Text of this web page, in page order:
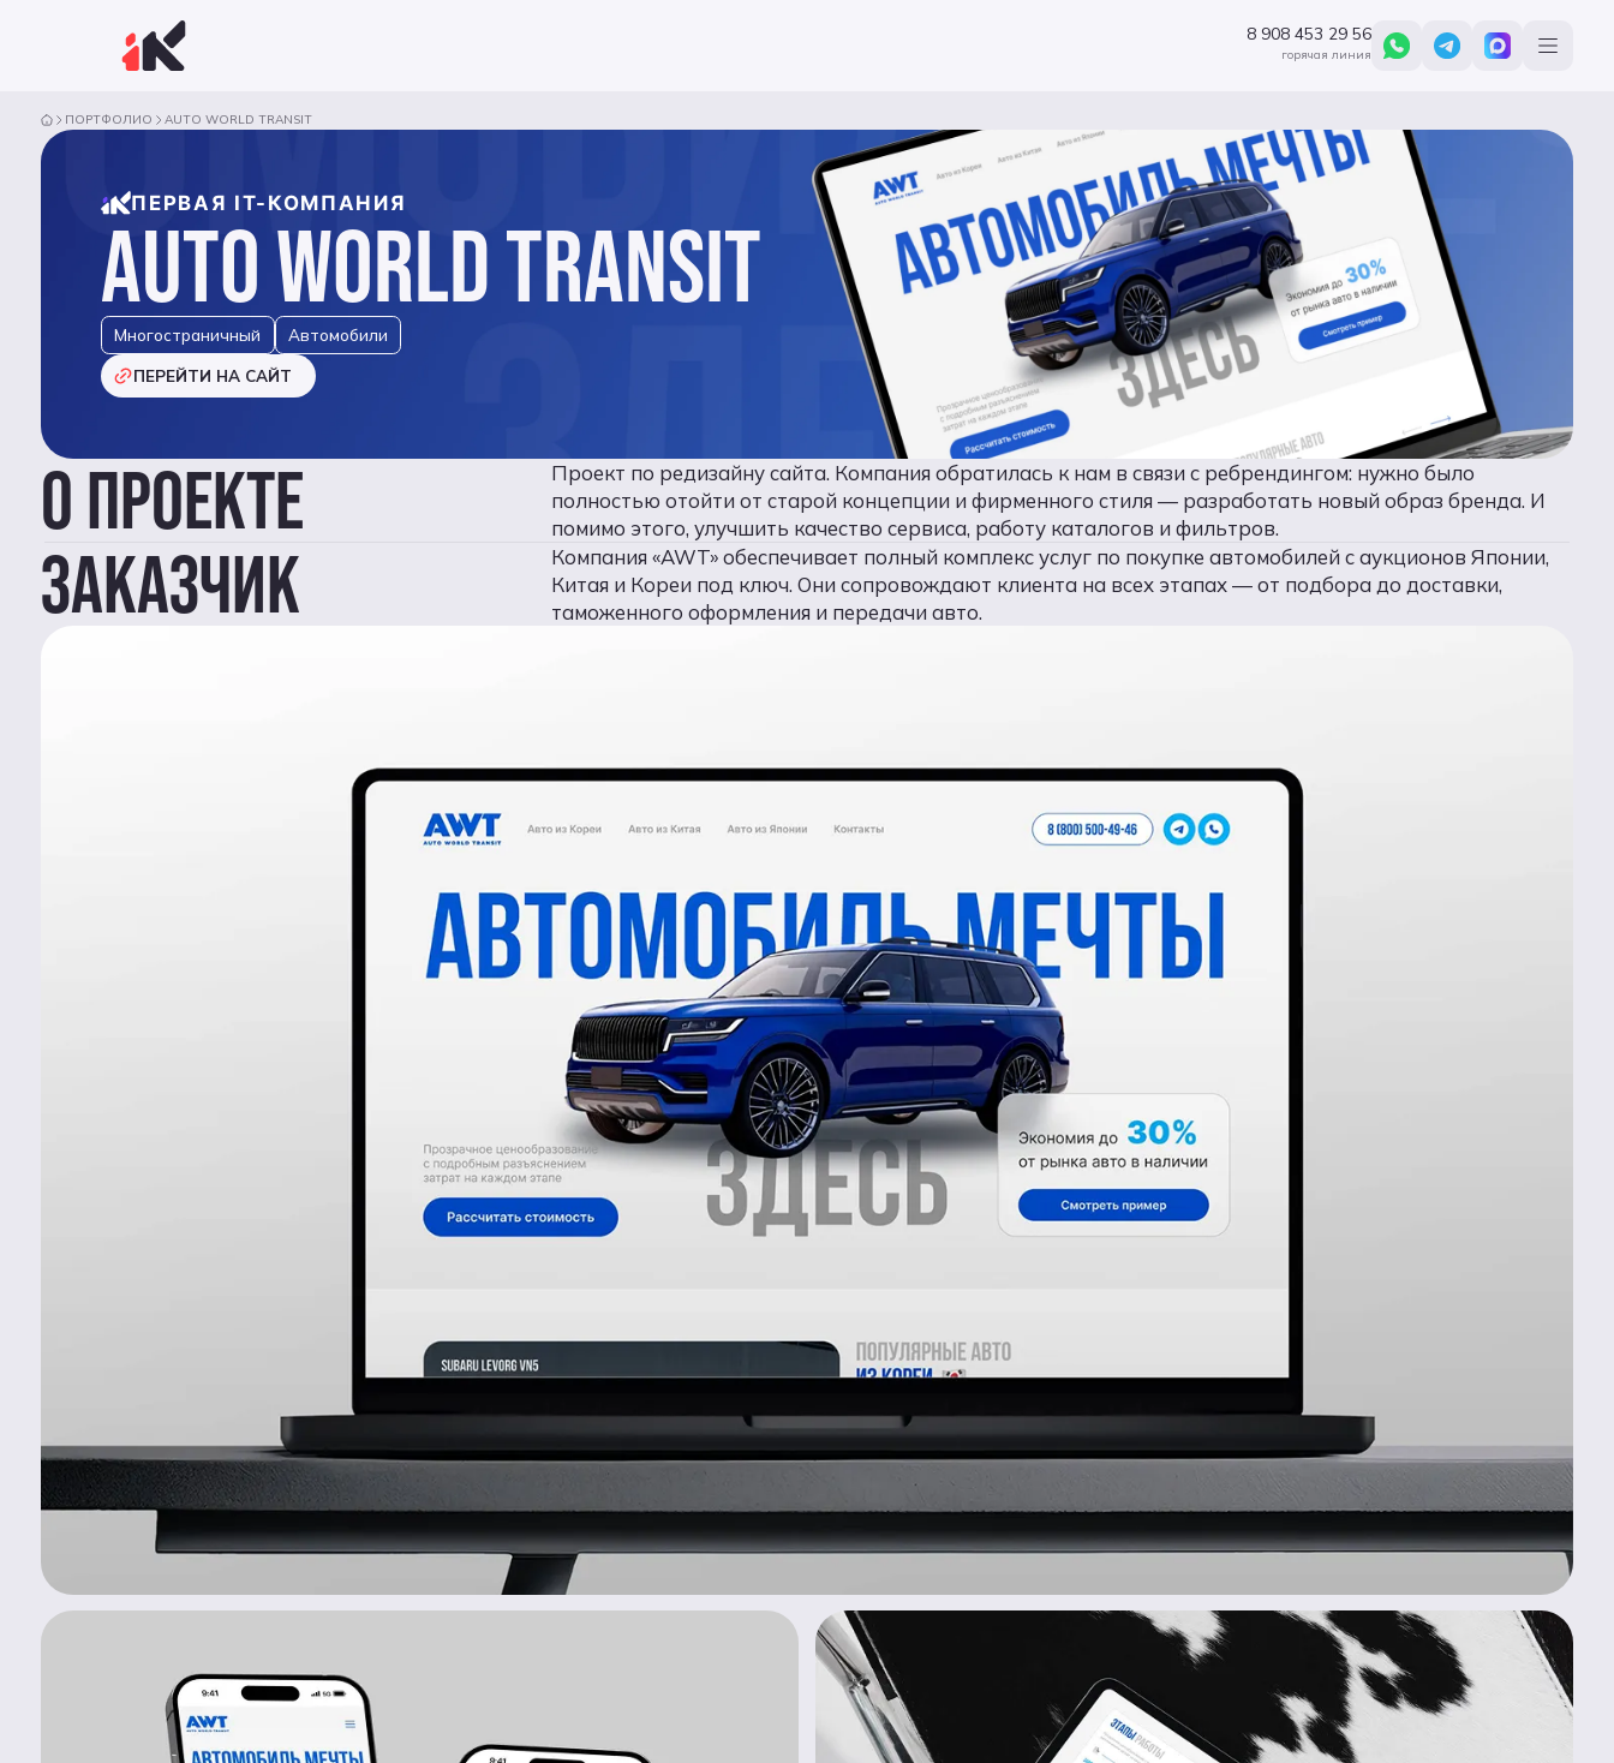
8 908 453 29 56
горячая линия
ПОРТФОЛИО AUTO WORLD TRANSIT
ПЕРВАЯ IT-КОМПАНИЯ
AUTO WORLD TRANSIT
Многостраничный Автомобили
ПЕРЕЙТИ НА САЙТ
О ПРОЕКТЕ
Проект по редизайну сайта. Компания обратилась к нам в связи с ребрендингом: нужно было
полностью отойти от старой концепции и фирменного стиля — разработать новый образ бренда. И
помимо этого, улучшить качество сервиса, работу каталогов и фильтров.
ЗАКАЗЧИК
Компания «AWT» обеспечивает полный комплекс услуг по покупке автомобилей с аукционов Японии,
Китая и Кореи под ключ. Они сопровождают клиента на всех этапах — от подбора до доставки,
таможенного оформления и передачи авто.